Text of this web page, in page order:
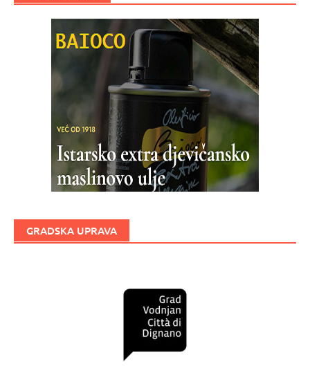
GRADSKA UPRAVA